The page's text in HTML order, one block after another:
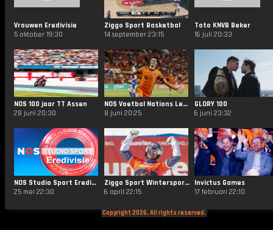
Vrouwen Eredivisie
5 oktober 19:30
Ziggo Sport Basketbal
14 september 23:15
Toto KNVB Beker
16 juli 20:33
NOS 100 jaar TT Assen
28 juni 20:30
NOS Voetbal Nations League
8 juni 20:25
GLORY 100
6 juni 23:32
NOS Studio Sport Eredivisie
25 mei 22:30
Ziggo Sport Wintersporten
6 april 22:15
Invictus Games
17 februari 22:10
Copyright 2026. All rights reserved.